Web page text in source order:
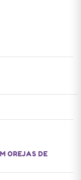
OREJAS DE